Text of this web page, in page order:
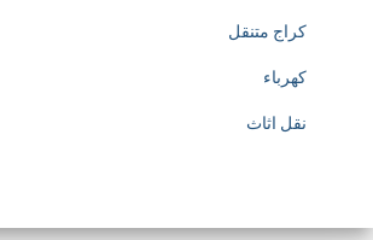
كراج متنقل
كهرباء
نقل اثاث